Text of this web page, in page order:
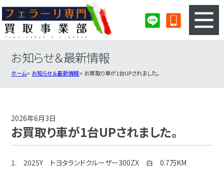
3ステップのカンタン査定
フェラーリ買取実績
お知らせ＆最新情報
ホーム お知らせ＆最新情報 お買取り車が1台UPされました。
2026年6月3日
お買取り車が1台UPされました。
1. 2025Y トヨタランドクルーザー300ZX 白 0.7万KM